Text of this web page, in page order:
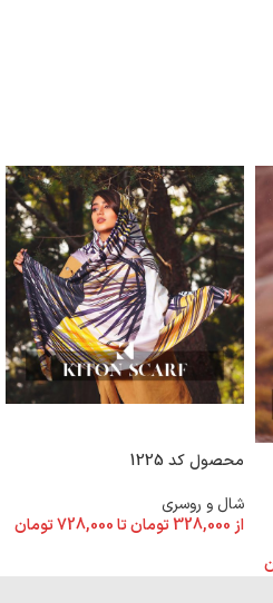
محصول کد 1225
شال و روسری
از 328,000تومانتا728,000تومان